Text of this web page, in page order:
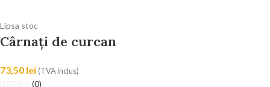
Lipsa stoc
Cârnați de curcan
73,50 lei (TVA inclus)
(0)